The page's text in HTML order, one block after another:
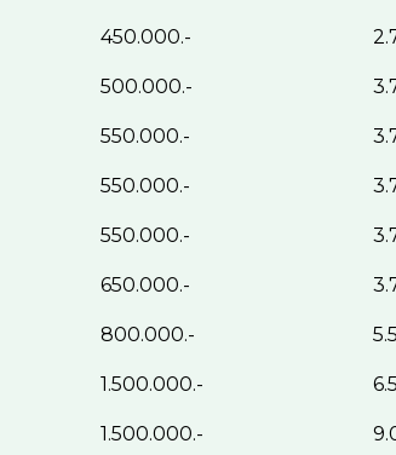
450.000.-
500.000.-
550.000.-
550.000.-
550.000.-
650.000.-
800.000.-
1.500.000.-
1.500.000.-